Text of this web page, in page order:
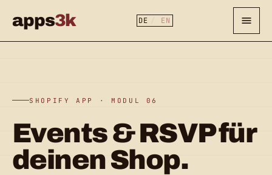
apps3k DE EN
SHOPIFY APP · MODUL 06
Events & RSVP für
deinen Shop.